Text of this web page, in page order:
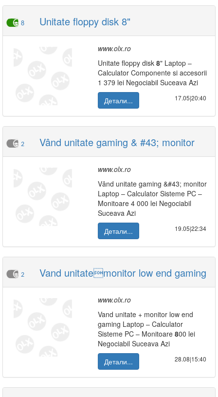
8 Unitate floppy disk 8"
www.olx.ro
Unitate floppy disk 8" Laptop –
Calculator Componente si accesorii
1 379 lei Negociabil Suceava Azi
Детали...
17.05|20:40
2 Vând unitate gaming & #43; monitor
www.olx.ro
Vând unitate gaming &#43; monitor
Laptop – Calculator Sisteme PC –
Monitoare 4 000 lei Negociabil
Suceava Azi
Детали...
19.05|22:34
2 Vand unitatemonitor low end gaming
www.olx.ro
Vand unitate + monitor low end
gaming Laptop – Calculator
Sisteme PC – Monitoare 800 lei
Negociabil Suceava Azi
Детали...
28.08|15:40